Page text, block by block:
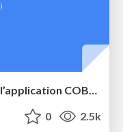
Atelier BlueHats : Migration de l’application COBOL MedocDB de GCOS à GnuCOBOL sur GNU/Linux
0 2.5k